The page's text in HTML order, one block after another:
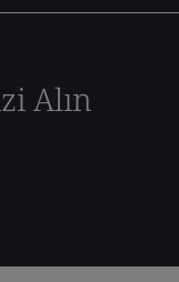
Alın